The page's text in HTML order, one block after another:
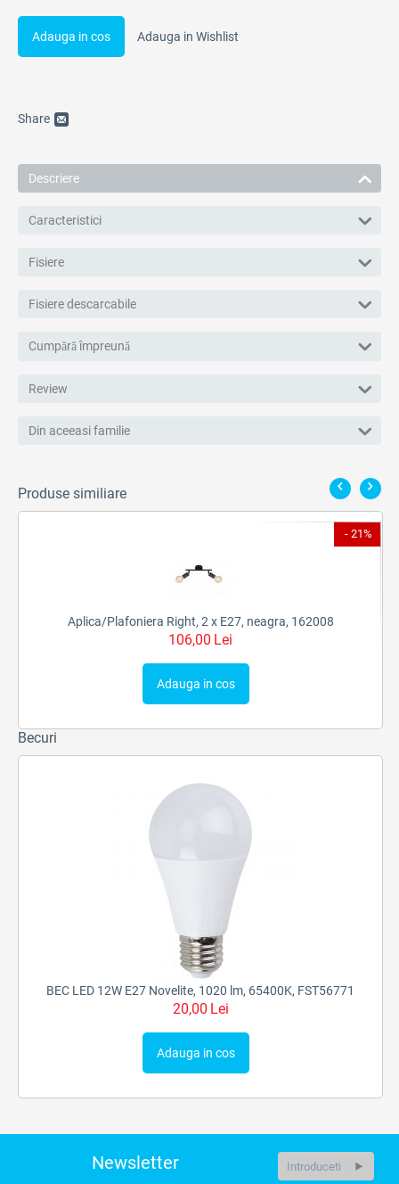
Adauga in cos Adauga in Wishlist
Share
Descriere
Caracteristici
Fisiere
Fisiere descarcabile
Cumpără împreună
Review
Din aceeasi familie
Produse similiare
- 21%
Aplica/Plafoniera Right, 2 x E27, neagra, 162008
106,00 Lei
Adauga in cos
Becuri
BEC LED 12W E27 Novelite, 1020 lm, 65400K, FST56771
20,00 Lei
Adauga in cos
Newsletter